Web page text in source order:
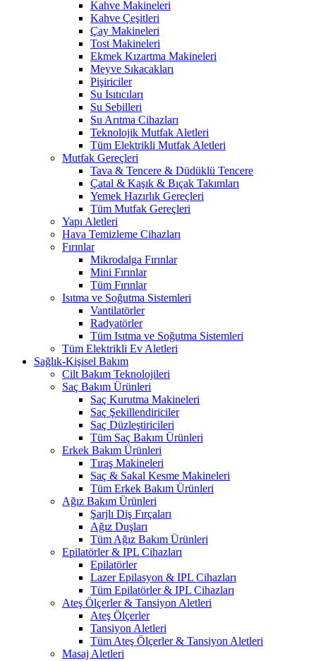
Kahve Makineleri
Kahve Çeşitleri
Çay Makineleri
Tost Makineleri
Ekmek Kızartma Makineleri
Meyve Sıkacakları
Pişiriciler
Su Isıtıcıları
Su Sebilleri
Su Arıtma Cihazları
Teknolojik Mutfak Aletleri
Tüm Elektrikli Mutfak Aletleri
Mutfak Gereçleri
Tava & Tencere & Düdüklü Tencere
Çatal & Kaşık & Bıçak Takımları
Yemek Hazırlık Gereçleri
Tüm Mutfak Gereçleri
Yapı Aletleri
Hava Temizleme Cihazları
Fırınlar
Mikrodalga Fırınlar
Mini Fırınlar
Tüm Fırınlar
Isıtma ve Soğutma Sistemleri
Vantilatörler
Radyatörler
Tüm Isıtma ve Soğutma Sistemleri
Tüm Elektrikli Ev Aletleri
Sağlık-Kişisel Bakım
Cilt Bakım Teknolojileri
Saç Bakım Ürünleri
Saç Kurutma Makineleri
Saç Şekillendiriciler
Saç Düzleştiricileri
Tüm Saç Bakım Ürünleri
Erkek Bakım Ürünleri
Tıraş Makineleri
Saç & Sakal Kesme Makineleri
Tüm Erkek Bakım Ürünleri
Ağız Bakım Ürünleri
Şarjlı Diş Fırçaları
Ağız Duşları
Tüm Ağız Bakım Ürünleri
Epilatörler & IPL Cihazları
Epilatörler
Lazer Epilasyon & IPL Cihazları
Tüm Epilatörler & IPL Cihazları
Ateş Ölçerler & Tansiyon Aletleri
Ateş Ölçerler
Tansiyon Aletleri
Tüm Ateş Ölçerler & Tansiyon Aletleri
Masaj Aletleri